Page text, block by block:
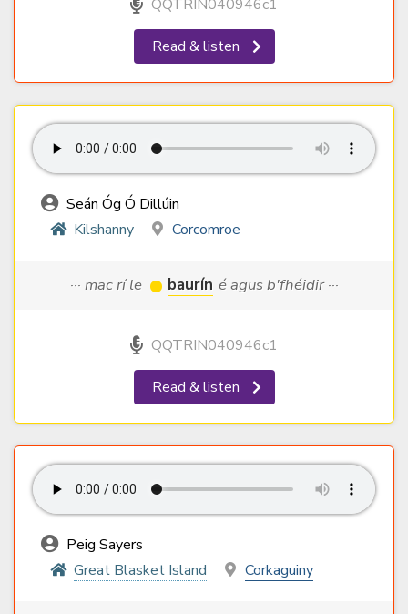
QQTRIN040946c1
Read & listen
Seán Óg Ó Dillúin
Kilshanny
Corcomroe
··· mac rí le baurín é agus b'fhéidir ···
QQTRIN040946c1
Read & listen
Peig Sayers
Great Blasket Island
Corkaguiny